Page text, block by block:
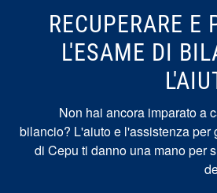
RECUPERARE E
L'ESAME DI
Non hai ancora imparato a
bilancio? L'aiuto e l'assistenza per
di Cepu ti danno una mano per